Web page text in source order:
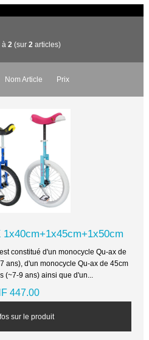
à 2 (sur 2 articles)
Nom Article Prix
constitué d'un monocycle Qu-ax de
ans), d'un monocycle Qu-ax de 45cm
(~7-9 ans) ainsi que d'un...
447.00
sur le produit